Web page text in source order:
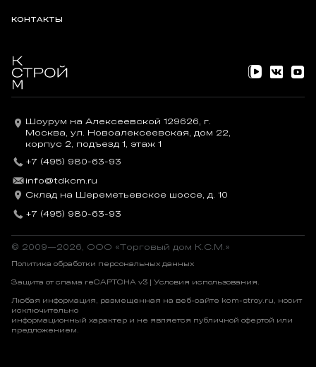
КОНТАКТЫ
Шоурум на Алексеевской 129626, г.
Москва, ул. Новоалексеевская, дом 22,
корпус 2, подъезд 1, этаж 1
+7 (495) 980-63-93
info@tdkcm.ru
Склад на Шереметьевское шоссе, д. 10
+7 (495) 980-63-93
© 2009—2026, OOO «Торговый дом К.С.М.»
Политика обработки персональных данных
Защита от спама reCAPTCHA v3 | Условия использования.
Любая информация, размещенная на веб-сайте kcm-stroy.ru, носит
исключительно
информационный характер и не является публичной офертой или
предложением.